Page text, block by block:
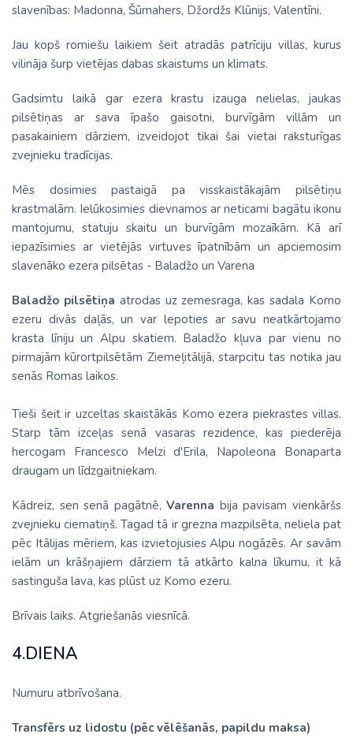
slavenības: Madonna, Šūmahers, Džordžs Klūnijs, Valentīni.
Jau kopš romiešu laikiem šeit atradās patrīciju villas, kurus
vilināja šurp vietējas dabas skaistums un klimats.
Gadsimtu laikā gar ezera krastu izauga nelielas, jaukas
pilsētiņas ar sava īpašo gaisotni, burvīgām villām un
pasakainiem dārziem, izveidojot tikai šai vietai raksturīgas
zvejnieku tradīcijas.
Mēs dosimies pastaigā pa visskaistākajām pilsētiņu
krastmalām. Ielūkosimies dievnamos ar neticami bagātu ikonu
mantojumu, statuju skaitu un burvīgām mozaīkām. Kā arī
iepazīsimies ar vietējās virtuves īpatnībām un apciemosim
slavenāko ezera pilsētas - Baladžo un Varena
Baladžo pilsētiņa atrodas uz zemesraga, kas sadala Komo
ezeru divās daļās, un var lepoties ar savu neatkārtojamo
krasta līniju un Alpu skatiem. Baladžo kļuva par vienu no
pirmajām kūrortpilsētām Ziemeļitālijā, starpcitu tas notika jau
senās Romas laikos.
Tieši šeit ir uzceltas skaistākās Komo ezera piekrastes villas.
Starp tām izceļas senā vasaras rezidence, kas piederēja
hercogam Francesco Melzi d'Erila, Napoleona Bonaparta
draugam un līdzgaitniekam.
Kādreiz, sen senā pagātnē,Varenna bija pavisam vienkāršs
zvejnieku ciematiņš. Tagad tā ir grezna mazpilsēta, neliela pat
pēc Itālijas mēriem, kas izvietojusies Alpu nogāzēs. Ar savām
ielām un krāšņajiem dārziem tā atkārto kalna līkumu, it kā
sastinguša lava, kas plūst uz Komo ezeru.
Brīvais laiks. Atgriešanās viesnīcā.
4.DIENA
Numuru atbrīvošana.
Transfērs uz lidostu (pēc vēlēšanās, papildu maksa)